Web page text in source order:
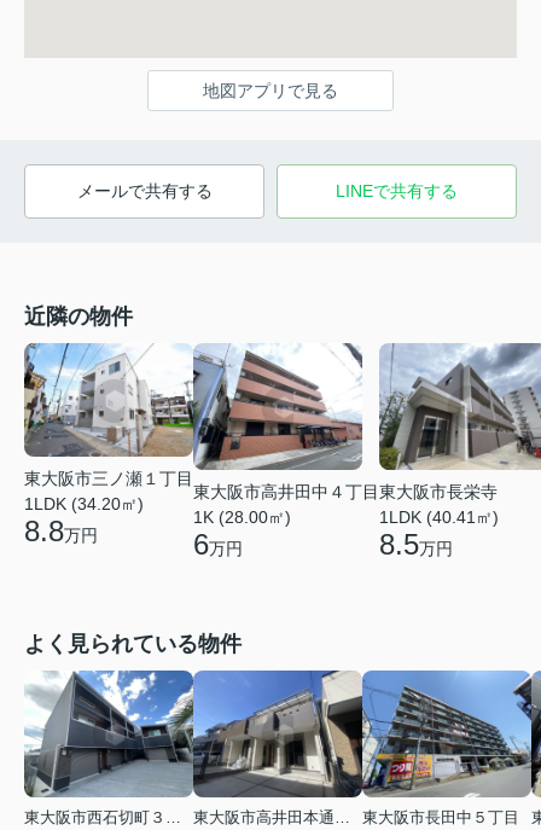
地図アプリで見る
メールで共有する LINEで共有する
近隣の物件
東大阪市三ノ瀬１丁目
1LDK (34.20㎡)
8.8万円
東大阪市高井田中４丁目
1K (28.00㎡)
6万円
東大阪市長栄寺
1LDK (40.41㎡)
8.5万円
よく見られている物件
東大阪市西石切町３丁目
東大阪市高井田本通２丁目
東大阪市長田中５丁目